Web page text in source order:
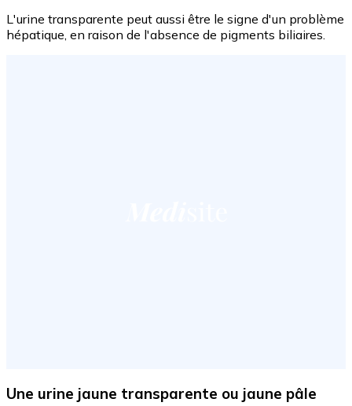
L'urine transparente peut aussi être le signe d'un problème
hépatique, en raison de l'absence de pigments biliaires.
Une urine jaune transparente ou jaune pâle